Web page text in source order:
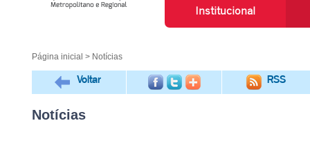
Institucional
Página inicial > Notícias
Voltar RSS
Notícias